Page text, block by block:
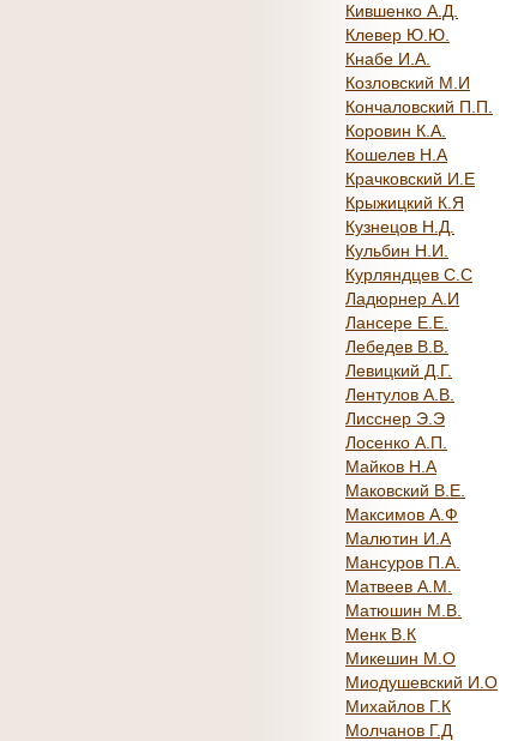
Кившенко А.Д.
Клевер Ю.Ю.
Кнабе И.А.
Козловский М.И
Кончаловский П.П.
Коровин К.А.
Кошелев Н.А
Крачковский И.Е
Крыжицкий К.Я
Кузнецов Н.Д.
Кульбин Н.И.
Курляндцев С.С
Ладюрнер А.И
Лансере Е.Е.
Лебедев В.В.
Левицкий Д.Г.
Лентулов А.В.
Лисснер Э.Э
Лосенко А.П.
Майков Н.А
Маковский В.Е.
Максимов А.Ф
Малютин И.А
Мансуров П.А.
Матвеев А.М.
Матюшин М.В.
Менк В.К
Микешин М.О
Миодушевский И.О
Михайлов Г.К
Молчанов Г.Д